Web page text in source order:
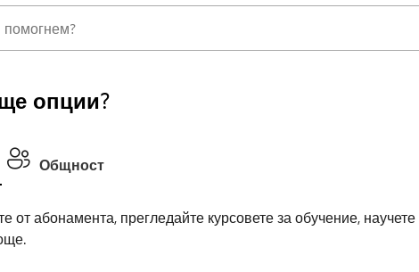
опции?
Общност
от абонамента, прегледайте курсовете за обучение,